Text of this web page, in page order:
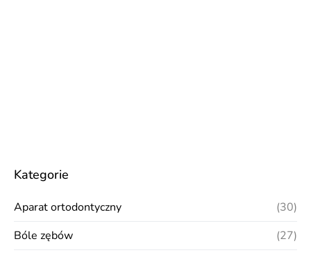
Kategorie
Aparat ortodontyczny
(30)
Bóle zębów
(27)